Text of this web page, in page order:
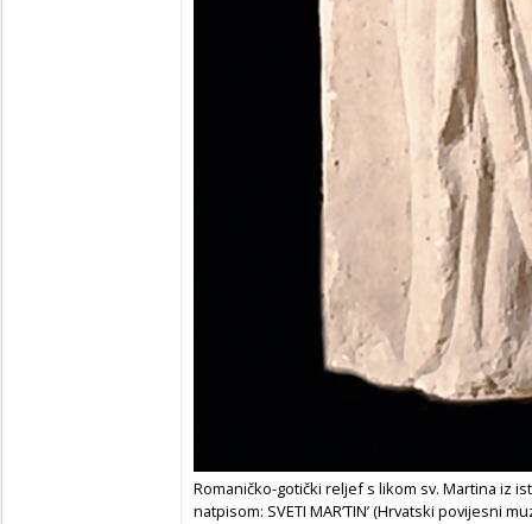
Romaničko-gotički reljef s likom sv. Martina iz
natpisom: SVETI MAR’TIN’ (Hrvatski povijesni